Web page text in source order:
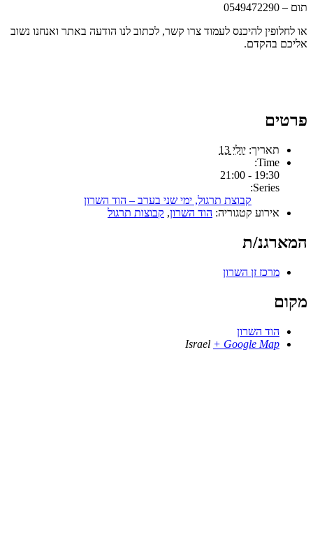
תום – 0549472290
אליכם בהקדם.
פרטים
תאריך: יולי 13
Time:
19:30 - 21:00
Series:
קבוצת תרגול, ימי שני בערב – הוד השרון
אירוע קטגוריה: הוד השרון, קבוצות תרגול
המארגנ/ת
מרכז זן השרון
מקום
הוד השרון
Israel + Google Map